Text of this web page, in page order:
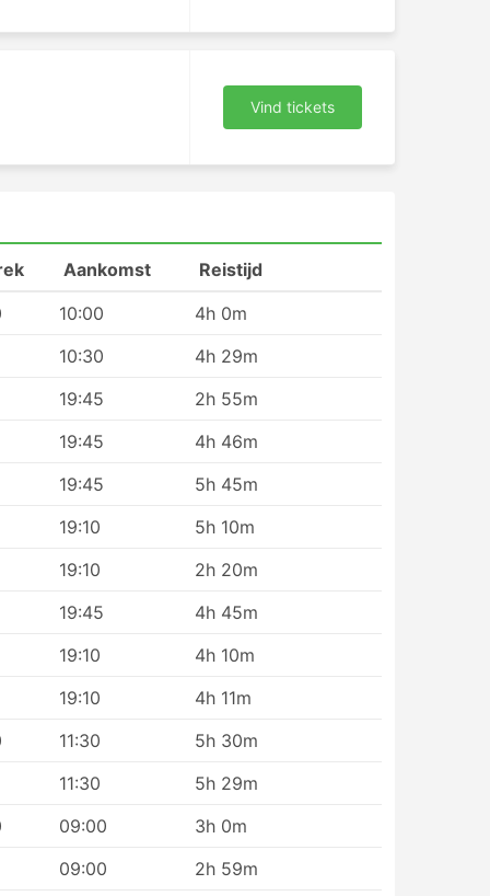
Vind tickets
Aankomst
Reistijd
10:00
4h 0m
10:30
4h 29m
19:45
2h 55m
19:45
4h 46m
19:45
5h 45m
19:10
5h 10m
19:10
2h 20m
19:45
4h 45m
19:10
4h 10m
19:10
4h 11m
11:30
5h 30m
11:30
5h 29m
09:00
3h 0m
09:00
2h 59m